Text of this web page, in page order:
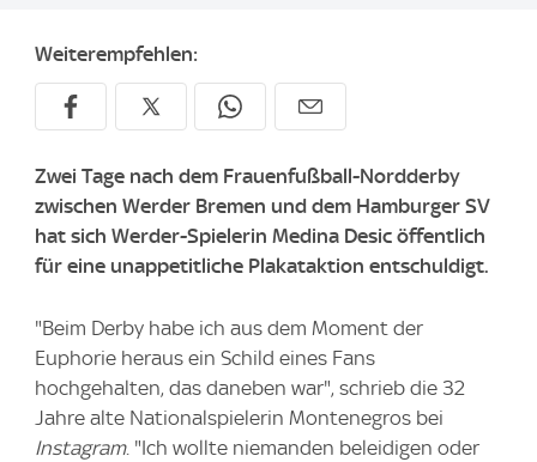
Weiterempfehlen:
Zwei Tage nach dem Frauenfußball-Nordderby
zwischen Werder Bremen und dem Hamburger SV
hat sich Werder-Spielerin Medina Desic öffentlich
für eine unappetitliche Plakataktion entschuldigt.
"Beim Derby habe ich aus dem Moment der
Euphorie heraus ein Schild eines Fans
hochgehalten, das daneben war", schrieb die 32
Jahre alte Nationalspielerin Montenegros bei
Instagram. "Ich wollte niemanden beleidigen oder